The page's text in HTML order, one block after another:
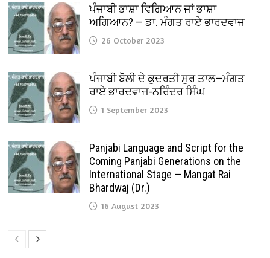
ਪੰਜਾਬੀ ਭਾਸ਼ਾ ਵਿਗਿਆਨ ਜਾਂ ਭਾਸ਼ਾ
ਅਗਿਆਨ? — ਡਾ. ਮੰਗਤ ਰਾਏ ਭਾਰਦਵਾਜ
26 October 2023
ਪੰਜਾਬੀ ਬੋਲੀ ਦੇ ਕੁਦਰਤੀ ਸੁਰ ਤਾਲ—ਮੰਗਤ
ਰਾਏ ਭਾਰਦਵਾਜ-ਨਰਿੰਦਰ ਸਿੰਘ
1 September 2023
Panjabi Language and Script for the
Coming Panjabi Generations on the
International Stage — Mangat Rai
Bhardwaj (Dr.)
16 August 2023